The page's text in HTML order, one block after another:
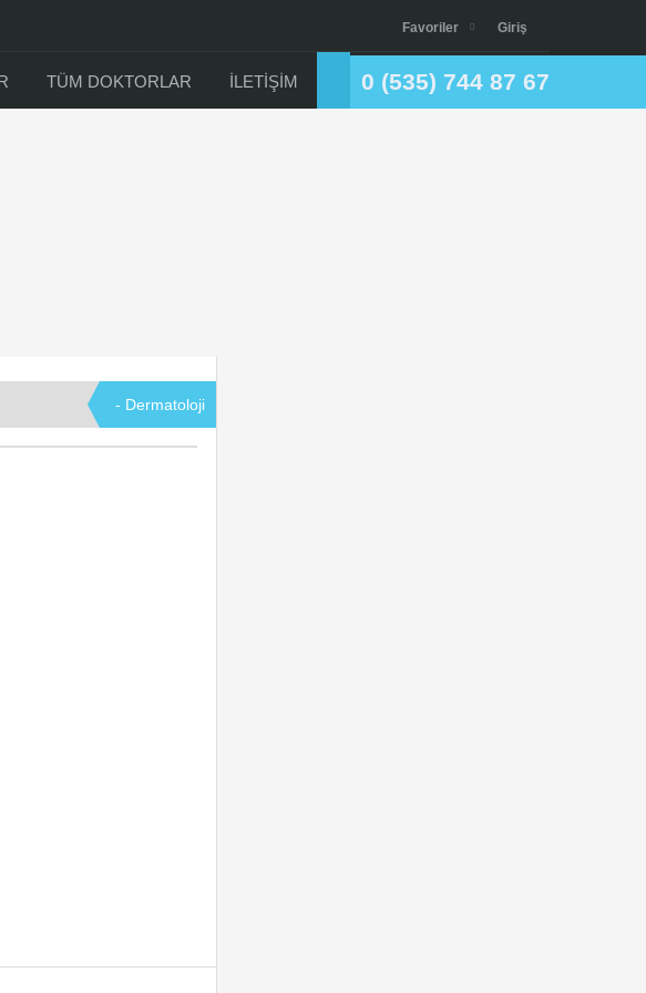
Favoriler Giriş
0 (535) 744 87 67
TÜM DOKTORLAR İLETİŞİM
- Dermatoloji